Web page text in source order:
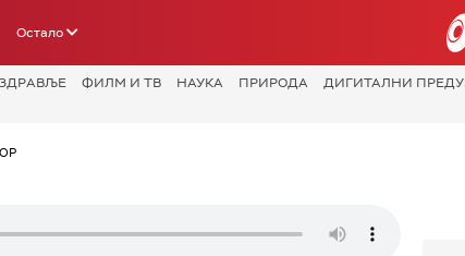
Остало
ЗДРАВЉЕ ФИЛМ И ТВ НАУКА ПРИРОДА ДИГИТАЛНИ